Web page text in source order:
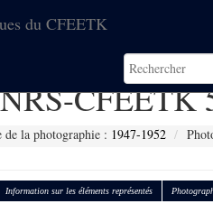
du CFEETK
CFEETK
de la photographie : 1947-1952
Information sur les éléments représentés